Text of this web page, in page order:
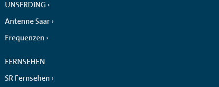
UNSERDING
Antenne Saar
Frequenzen
FERNSEHEN
SR Fernsehen